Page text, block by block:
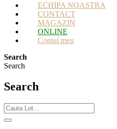
ECHIPA NOASTRA
CONTACT
MAGAZIN
ONLINE
Contul meu
Search
Search
Search